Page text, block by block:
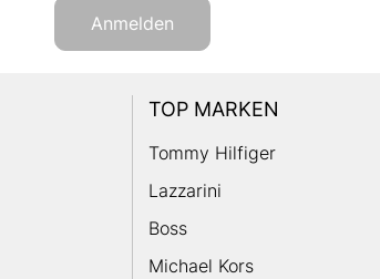
Anmelden
TOP MARKEN
Tommy Hilfiger
Lazzarini
Boss
Michael Kors